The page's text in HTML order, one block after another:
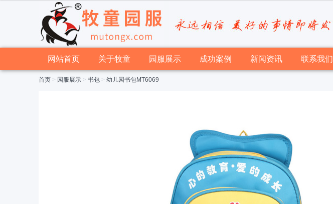
网站首页 关于牧童 园服展示 成功案例 新闻资讯 联系我们
首页 > 园服展示 > 书包 > 幼儿园书包MT6069